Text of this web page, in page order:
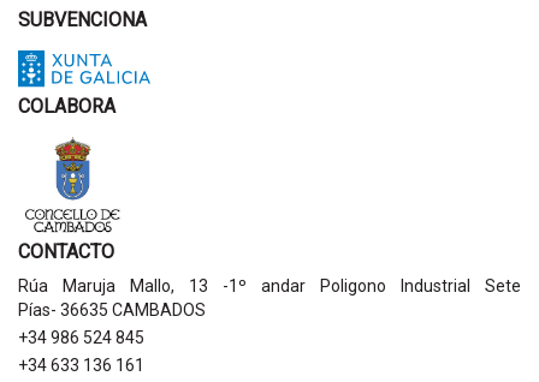
SUBVENCIONA
COLABORA
CONTACTO
Rúa Maruja Mallo, 13 -1º andar Poligono Industrial Sete
Pías- 36635 CAMBADOS
+34 986 524 845
+34 633 136 161